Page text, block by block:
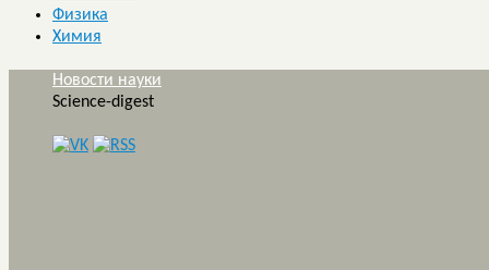
Физика
Химия
Новости науки
Science-digest